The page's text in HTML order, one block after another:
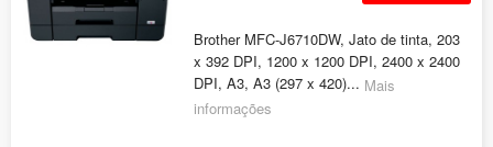
Brother MFC-J6710DW, Jato de tinta, 203
x 392 DPI, 1200 x 1200 DPI, 2400 x 2400
DPI, A3, A3 (297 x 420)... Mais
informações